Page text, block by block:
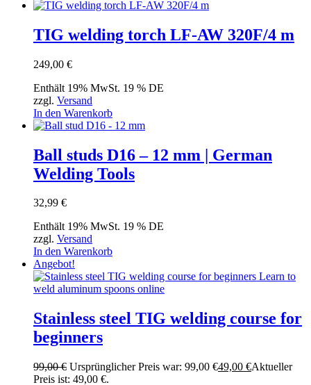
TIG welding torch LF-AW 320F/4 m
249,00 €
Enthält 19% MwSt. 19 % DE
zzgl. Versand
In den Warenkorb
Ball studs D16 – 12 mm | German
Welding Tools
32,99 €
Enthält 19% MwSt. 19 % DE
zzgl. Versand
In den Warenkorb
Angebot!
Stainless steel TIG welding course for
beginners
99,00€ Ursprünglicher Preis war: 99,00 €49,00 €Aktueller
Preis ist: 49,00 €.